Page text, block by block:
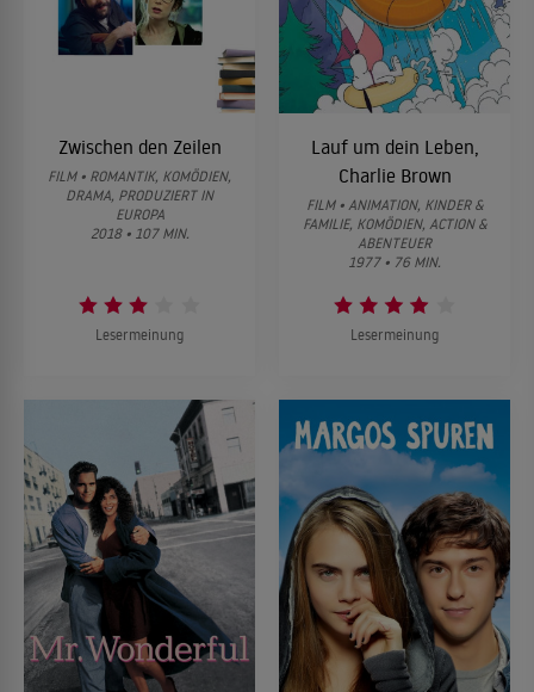
Zwischen den Zeilen
FILM • ROMANTIK, KOMÖDIEN,
DRAMA, PRODUZIERT IN
EUROPA
2018 • 107 MIN.
Lesermeinung
Lauf um dein Leben,
Charlie Brown
FILM • ANIMATION, KINDER &
FAMILIE, KOMÖDIEN, ACTION &
ABENTEUER
1977 • 76 MIN.
Lesermeinung